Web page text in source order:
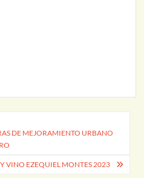
DE MEJORAMIENTO URBANO
VINO EZEQUIEL MONTES 2023